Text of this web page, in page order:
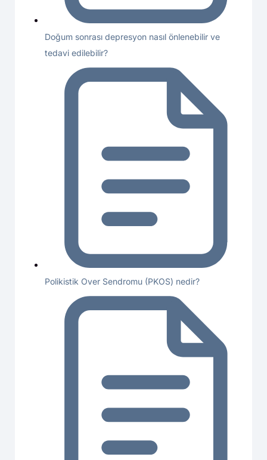
Doğum sonrası depresyon nasıl önlenebilir ve
tedavi edilebilir?
Polikistik Over Sendromu (PKOS) nedir?